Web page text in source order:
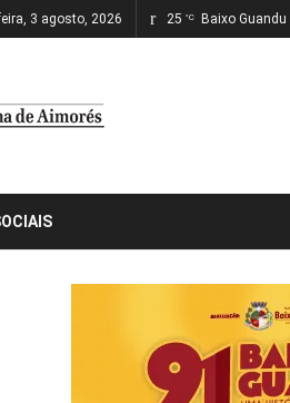
3 agosto, 2026 25 °C Baixo Guandu